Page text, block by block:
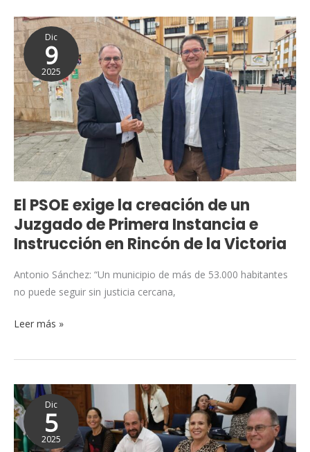
Dic
9
2025
El PSOE exige la creación de un
Juzgado de Primera Instancia e
Instrucción en Rincón de la Victoria
Antonio Sánchez: “Un municipio de más de 53.000 habitantes
no puede seguir sin justicia cercana,
PSOE
exige
la
creación
de
un
Juzgado
de
Primera
Instancia
Instrucción
en
Victoria
Leer más »
Dic
5
2025
El
PSOE
denuncia
unos